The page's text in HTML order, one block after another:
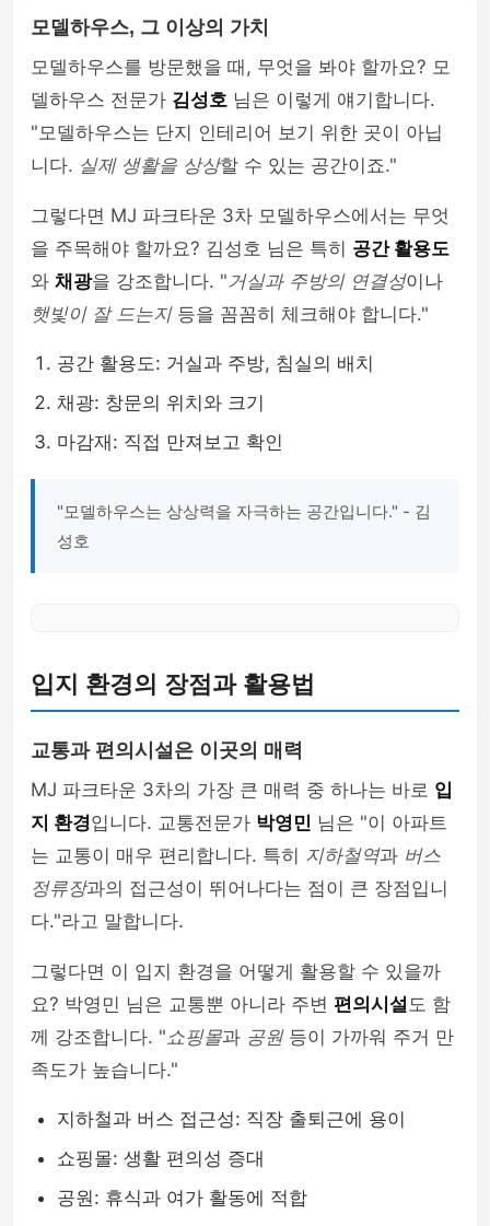
모델하우스, 그 이상의 가치
모델하우스를 방문했을 때, 무엇을 봐야 할까요? 모
델하우스 전문가 김성호 님은 이렇게 얘기합니다.
"모델하우스는 단지 인테리어 보기 위한 곳이 아닙
니다. 실제 생활을 상상할 수 있는 공간이죠."
그렇다면 MJ 파크타운 3차 모델하우스에서는 무엇
을 주목해야 할까요? 김성호 님은 특히 공간 활용도
와 채광을 강조합니다. "거실과 주방의 연결성이나
햇빛이 잘 드는지등을 꼼꼼히 체크해야 합니다."
공간 활용도: 거실과 주방, 침실의 배치
채광: 창문의 위치와 크기
마감재: 직접 만져보고 확인
"모델하우스는 상상력을 자극하는 공간입니다." - 김
성호
입지 환경의 장점과 활용법
교통과 편의시설은 이곳의 매력
MJ 파크타운 3차의 가장 큰 매력 중 하나는 바로 입
지 환경입니다. 교통전문가 박영민 님은 "이 아파트
는 교통이 매우 편리합니다. 특히 지하철역과 버스
정류장과의 접근성이 뛰어나다는 점이 큰 장점입니
다."라고 말합니다.
그렇다면 이 입지 환경을 어떻게 활용할 수 있을까
요? 박영민 님은 교통뿐 아니라 주변 편의시설도 함
께 강조합니다. "쇼핑몰과 공원등이 가까워 주거 만
족도가 높습니다."
지하철과 버스 접근성: 직장 출퇴근에 용이
쇼핑몰: 생활 편의성 증대
공원: 휴식과 여가 활동에 적합